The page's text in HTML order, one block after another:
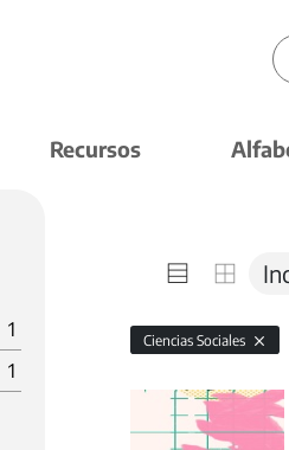
Recursos
1
1
Ciencias Sociales